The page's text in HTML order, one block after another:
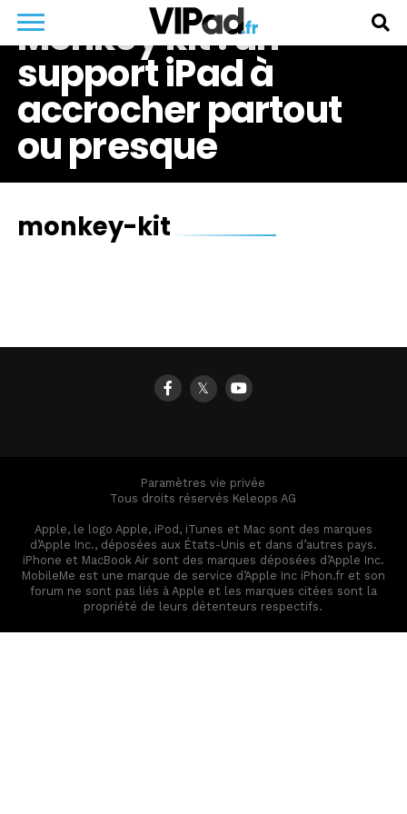
Monkey kit : un
support iPad à
accrocher partout
ou presque
monkey-kit
𝕏
Paramètres vie privée
Tous droits réservés Keleops AG
Apple, le logo Apple, iPod, iTunes et Mac sont des marques
d’Apple Inc., déposées aux États-Unis et dans d’autres pays.
iPhone et MacBook Air sont des marques déposées d’Apple Inc.
MobileMe est une marque de service d’Apple Inc iPhon.fr et son
forum ne sont pas liés à Apple et les marques citées sont la
propriété de leurs détenteurs respectifs.